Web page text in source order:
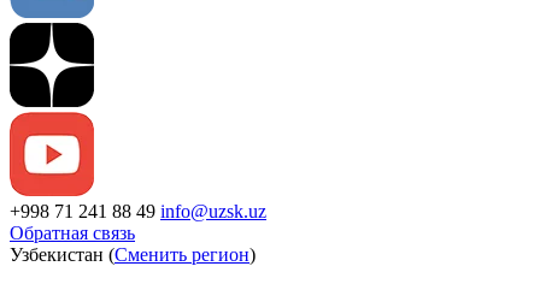
+998 71 241 88 49 info@uzsk.uz
Обратная связь
Узбекистан (Сменить регион)